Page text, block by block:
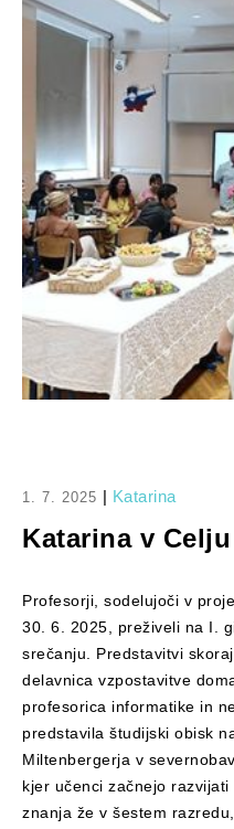
1. 7. 2025 | Katarina
Katarina v Celju
Profesorji, sodelujoči v
30. 6. 2025, preživeli na I.
srečanju. Predstavitvi
delavnica vzpostavitve
profesorica informatike in
predstavila študijski obisk
Miltenbergerja v
kjer učenci začnejo
znanja že v šestem